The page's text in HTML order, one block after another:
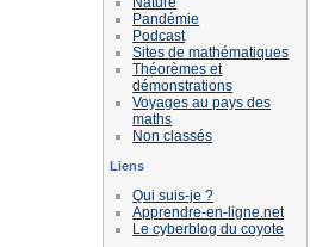
Pandémie
Podcast
Sites de mathématiques
Théorèmes et
démonstrations
Voyages au pays des
maths
Non classés
Liens
Qui suis-je ?
Apprendre-en-ligne.net
Le cyberblog du coyote